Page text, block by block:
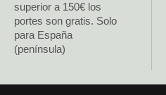
superior a 150€ los
portes son gratis. Solo
para España
(península)